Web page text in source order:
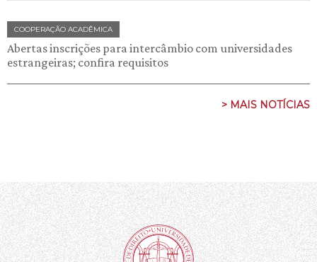
COOPERAÇÃO ACADÊMICA
Abertas inscrições para intercâmbio com universidades
estrangeiras; confira requisitos
> MAIS NOTÍCIAS